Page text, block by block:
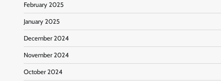
February 2025
January 2025
December 2024
November 2024
October 2024